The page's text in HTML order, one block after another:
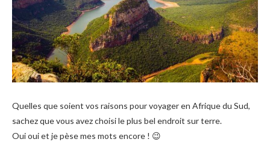
Quelles que soient vos raisons pour voyager en Afrique du Sud,
sachez que vous avez choisi le plus bel endroit sur terre.
Oui oui et je pèse mes mots encore ! 😉